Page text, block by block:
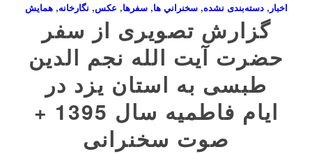
اخبار ,دسته‌بندی نشده,سخنراني ها,سفرها, عکس, نگارخانه,همايش
گزارش تصویری از سفر
حضرت آیت الله نجم الدین
طبسی به استان یزد در
ایام فاطمیه سال 1395 +
صوت سخنرانی